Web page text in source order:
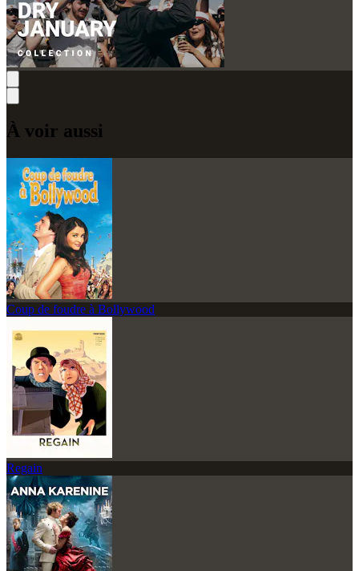
À voir aussi
Coup de foudre à Bollywood
Regain